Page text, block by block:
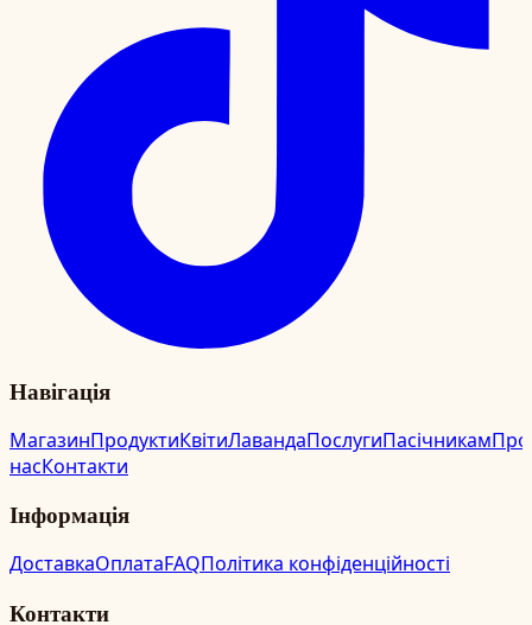
Навігація
МагазинПродуктиКвітиЛавандаПослугиПасічникамПро
насКонтакти
Інформація
ДоставкаОплатаFAQПолітика конфіденційності
Контакти